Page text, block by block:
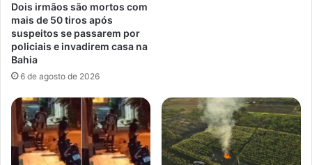
Dois irmãos são mortos com
mais de 50 tiros após
suspeitos se passarem por
policiais e invadirem casa na
Bahia
6 de agosto de 2026